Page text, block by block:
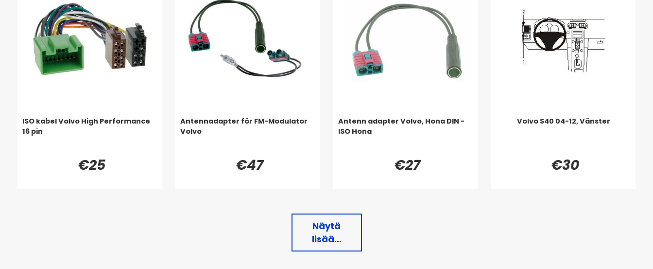
ISO kabel Volvo High Performance
16 pin
€25
Antennadapter för FM-Modulator
Volvo
€47
Antenn adapter Volvo, Hona DIN -
ISO Hona
€27
Volvo S40 04-12, Vänster
€30
Näytä
lisää...